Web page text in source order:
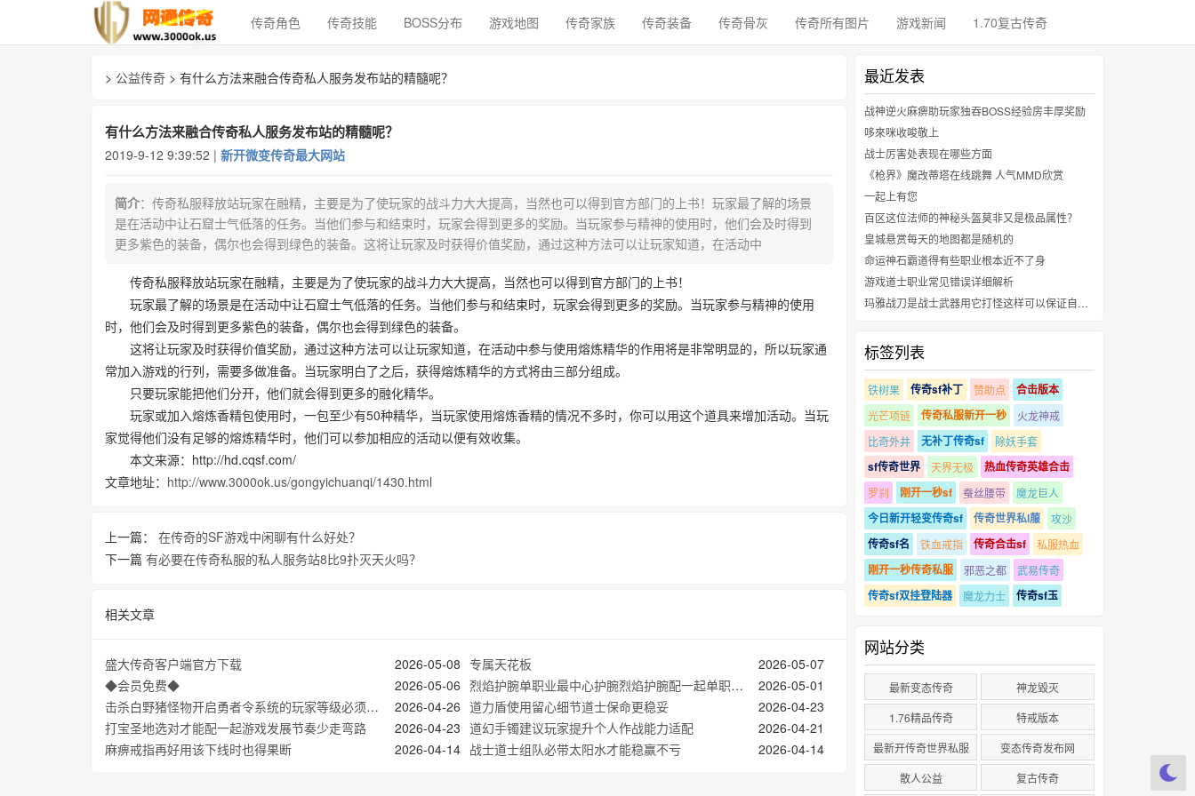
传奇角色 传奇技能 BOSS分布 游戏地图 传奇家族 传奇装备 传奇骨灰 传奇所有图片 游戏新闻 1.70复古传奇
> 公益传奇 > 有什么方法来融合传奇私人服务发布站的精髓呢？
有什么方法来融合传奇私人服务发布站的精髓呢？
2019-9-12 9:39:52 | 新开微变传奇最大网站
简介：传奇私服释放站玩家在融精，主要是为了使玩家的战斗力大大提高，当然也可以得到官方部门的上书！玩家最了解的场景
是在活动中让石窟士气低落的任务。当他们参与和结束时，玩家会得到更多的奖励。当玩家参与精神的使用时，他们会及时得到
更多紫色的装备，偶尔也会得到绿色的装备。这将让玩家及时获得价值奖励，通过这种方法可以让玩家知道，在活动中
传奇私服释放站玩家在融精，主要是为了使玩家的战斗力大大提高，当然也可以得到官方部门的上书！
玩家最了解的场景是在活动中让石窟士气低落的任务。当他们参与和结束时，玩家会得到更多的奖励。当玩家参与精神的使用
时，他们会及时得到更多紫色的装备，偶尔也会得到绿色的装备。
这将让玩家及时获得价值奖励，通过这种方法可以让玩家知道，在活动中参与使用熔炼精华的作用将是非常明显的，所以玩家通
常加入游戏的行列，需要多做准备。当玩家明白了之后，获得熔炼精华的方式将由三部分组成。
只要玩家能把他们分开，他们就会得到更多的融化精华。
玩家或加入熔炼香精包使用时，一包至少有50种精华，当玩家使用熔炼香精的情况不多时，你可以用这个道具来增加活动。当玩
家觉得他们没有足够的熔炼精华时，他们可以参加相应的活动以便有效收集。
本文来源：http://hd.cqsf.com/
文章地址： http://www.3000ok.us/gongyichuanqi/1430.html
上一篇： 在传奇的SF游戏中闲聊有什么好处？
下一篇 有必要在传奇私服的私人服务站8比9扑灭天火吗？
相关文章
2026-05-08
盛大传奇客户端官方下载 2026-05-07
专属天花板
2026-05-06
◆会员免费◆ 2026-05-01
烈焰护腕单职业最中心护腕烈焰护腕配一起单职业如今单职业吧勾过来了老鼻子玩家的加入
2026-04-26
击杀白野猪怪物开启勇者令系统的玩家等级必须要达到级 2026-04-23
道力盾使用留心细节道士保命更稳妥
2026-04-23
打宝圣地选对才能配一起游戏发展节奏少走弯路 2026-04-21
道幻手镯建议玩家提升个人作战能力适配
2026-04-14
麻痹戒指再好用该下线时也得果断 2026-04-14
战士道士组队必带太阳水才能稳赢不亏
最近发表
战神逆火麻痹助玩家独吞BOSS经验房丰厚奖励
哆來咪收唆敬上
战士厉害处表现在哪些方面
《枪界》魔改蒂塔在线跳舞 人气MMD欣赏
一起上有您
百区这位法师的神秘头盔莫非又是极品属性？
皇城悬赏每天的地图都是随机的
命运神石霸道得有些职业根本近不了身
游戏道士职业常见错误详细解析
玛雅战刀是战士武器用它打怪这样可以保证自己在玩的时候有明显不同的效果
标签列表
铁树果 传奇sf补丁 赞助点 合击版本
光芒项链 传奇私服新开一秒
火龙神戒
比奇外井
无补丁传奇sf 除妖手套
sf传奇世界 天界无极 热血传奇英雄合击
罗刹 刚开一秒sf 蚕丝腰带 魔龙巨人
今日新开轻变传奇sf 传奇世界私l菔 攻沙
传奇sf名 铁血戒指 传奇合击sf 私服热血
刚开一秒传奇私服 邪恶之都 武易传奇
传奇sf双挂登陆器 魔龙力士 传奇sf玉
网站分类
最新变态传奇
神龙毀灭
1.76精品传奇
特戒版本
最新开传奇世界私服
变态传奇发布网
散人公益
复古传奇